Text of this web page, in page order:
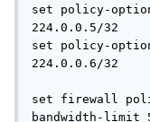
Filter: lo0.0-i
Counters:
Name Bytes Packets
DEF-DISCARD-
ICMP-Frag-lo0.0-i 0
Mgmt-lo0.0-i